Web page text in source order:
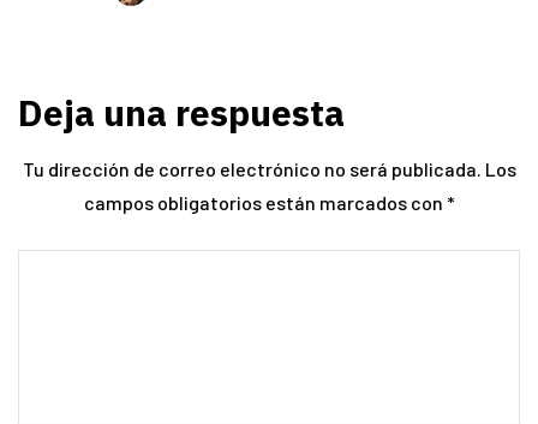
Deja una respuesta
Tu dirección de correo electrónico no será publicada. Los
campos obligatorios están marcados con *